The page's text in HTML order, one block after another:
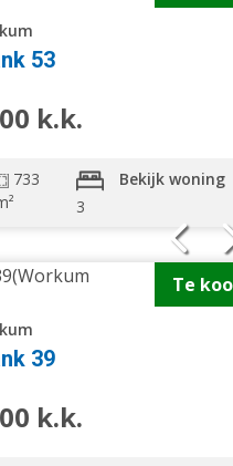
53
k.k.
733
3
Bekijk woning
Te
39
k.k.